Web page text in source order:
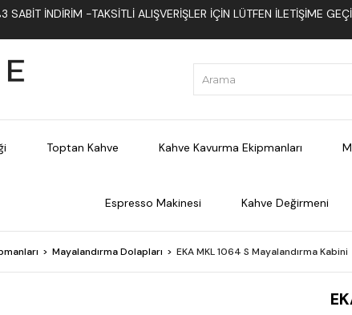
SABIT İNDIRIM -TAKSITLI ALIŞVERIŞLER İÇIN LÜTFEN ILETIŞIME
Toptan Kahve Kahve Kavurma Ekipmanları
Espresso Makinesi Kahve Değirmeni
Mayalandırma Dolapları EKA MKL 1064 S Mayalandırma Kabini